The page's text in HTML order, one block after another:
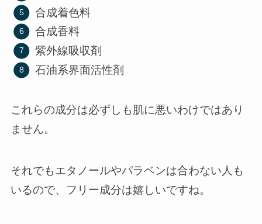
合成着色料
合成香料
紫外線吸収剤
石油系界面活性剤
これらの成分は必ずしも肌に悪いわけではあり
ません。
それでもエタノールやパラベンは合わない人も
いるので、フリー成分は嬉しいですね。